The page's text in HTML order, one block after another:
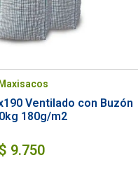
Maxisacos
Ventilado con Buzón
180g/m2
$ 9.750